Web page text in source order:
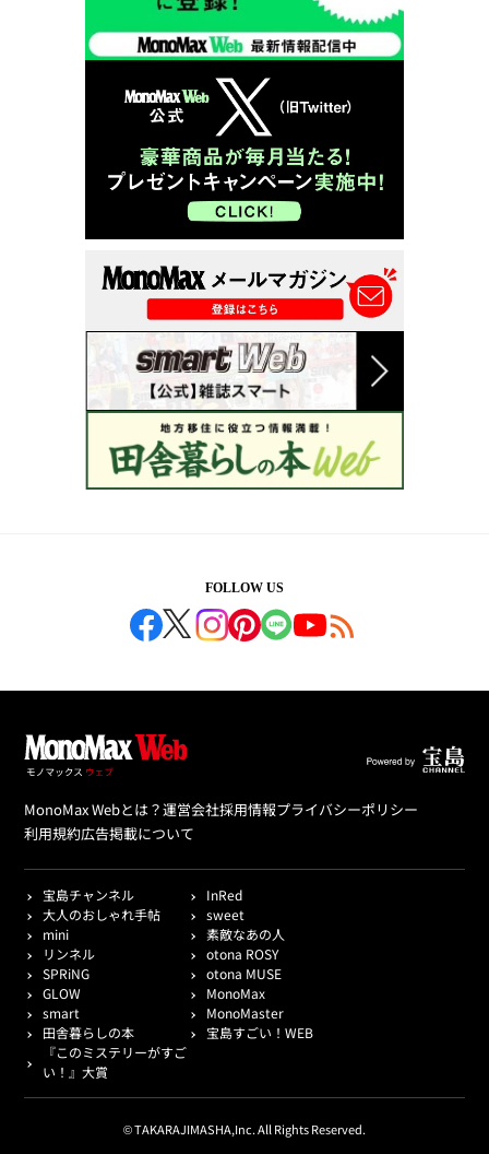
FOLLOW US
MonoMax Webとは？運営会社採用情報プライバシーポリシー
利用規約広告掲載について
宝島チャンネル
InRed
大人のおしゃれ手帖
sweet
mini
素敵なあの人
リンネル
otona ROSY
SPRiNG
otona MUSE
GLOW
MonoMax
smart
MonoMaster
田舎暮らしの本
宝島すごい！WEB
『このミステリーがすご
い！』大賞
© TAKARAJIMASHA,Inc. All Rights Reserved.